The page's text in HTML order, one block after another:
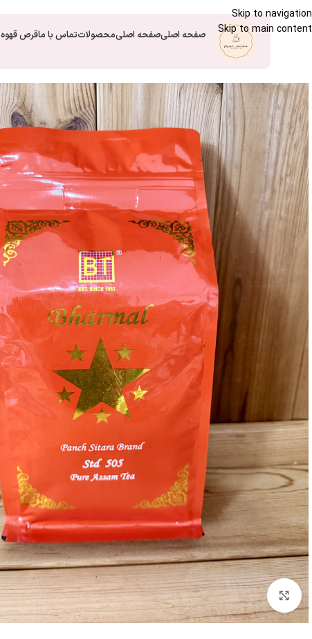
Skip to navigation
Skip to main content
صفحه اصلیصفحه اصلیمحصولاتتماس با ماقرص قهوه
بزرگنمایی تصویر